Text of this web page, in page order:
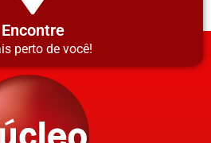
Encontre
perto de você!